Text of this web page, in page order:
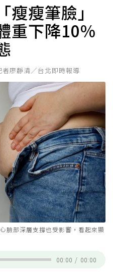
瘦筆臉」
重下降10%
廖靜清／台北即時報導
臉部深層支撐也受影響，看起來顯
00:00 / 00:00